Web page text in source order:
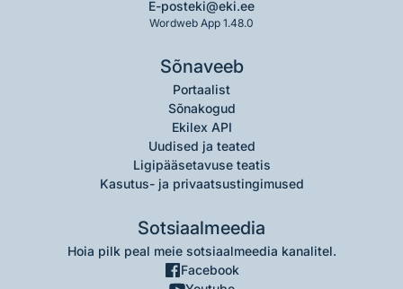
E-posteki@eki.ee
Wordweb App 1.48.0
Sõnaveeb
Portaalist
Sõnakogud
Ekilex API
Uudised ja teated
Ligipääsetavuse teatis
Kasutus- ja privaatsustingimused
Sotsiaalmeedia
Hoia pilk peal meie sotsiaalmeedia kanalitel.
Facebook